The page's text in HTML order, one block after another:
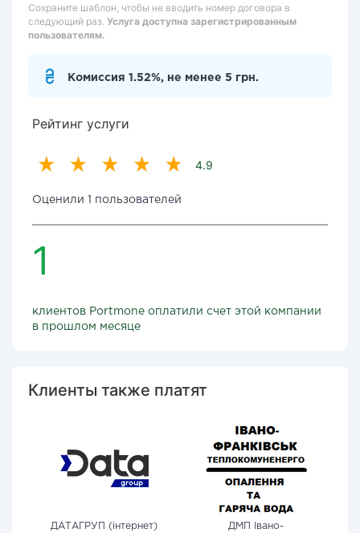
Сохраните шаблон, чтобы не вводить номер договора в
следующий раз. Услуга доступна зарегистрированным
пользователям.
Комиссия 1.52%, не менее 5 грн.
Рейтинг услуги
4.9
Оценили 1 пользователей
1
клиентов Portmone оплатили счет этой компании
в прошлом месяце
Клиенты также платят
ДАТАГРУП (інтернет)
ДМП Івано-